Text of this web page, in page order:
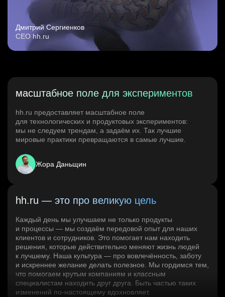
Дмитрий Сергиенков
CEO hh.ru
масштабное поле для экспериментов
hh.ru предоставляет масштабное поле
для технологических и продуктовых экспериментов:
мы не следуем трендам, а задаём их. Так лучшие
мировые практики превращаются в самые лучшие.
Жора Даньщин
hh.ru — это про великую цель
Каждый день мы улучшаем не только продукты
и процессы — мы создаём передовой опыт для наших
клиентов и сотрудников. Это помогает нам находить
решения, которые действительно меняют жизнь людей
к лучшему. Наша культура — про вовлечённость, заботу
и искреннее желание делать полезное. Мы гордимся тем,
что помогаем крутым компаниям и классным
специалистам находить друг друга. Быть частью таких
изменений по‑настоящему вдохновляет.